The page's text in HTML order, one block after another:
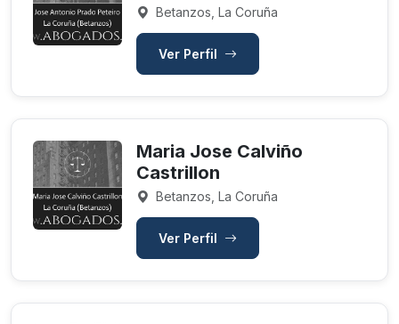
Betanzos, La Coruña
Ver Perfil
Maria Jose Calviño
Castrillon
Betanzos, La Coruña
Ver Perfil